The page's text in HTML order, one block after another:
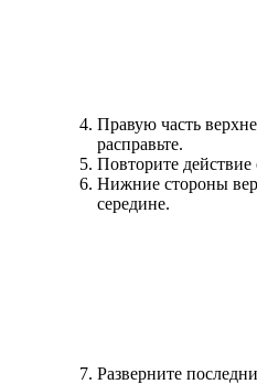
Правую часть
расправьте.
Повторите
Нижние стороны
середине.
Разверните